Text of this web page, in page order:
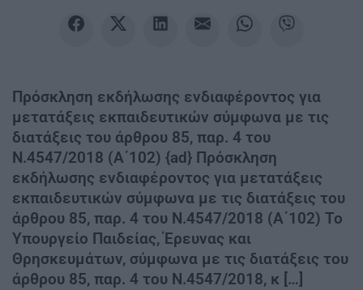
Πρόσκληση εκδήλωσης ενδιαφέροντος για
μετατάξεις εκπαιδευτικών σύμφωνα με τις
διατάξεις του άρθρου 85, παρ. 4 του
Ν.4547/2018 (Α΄102) {ad} Πρόσκληση
εκδήλωσης ενδιαφέροντος για μετατάξεις
εκπαιδευτικών σύμφωνα με τις διατάξεις του
άρθρου 85, παρ. 4 του Ν.4547/2018 (Α΄102) Το
Υπουργείο Παιδείας, Έρευνας και
Θρησκευμάτων, σύμφωνα με τις διατάξεις του
άρθρου 85, παρ. 4 του Ν.4547/2018, κ […]